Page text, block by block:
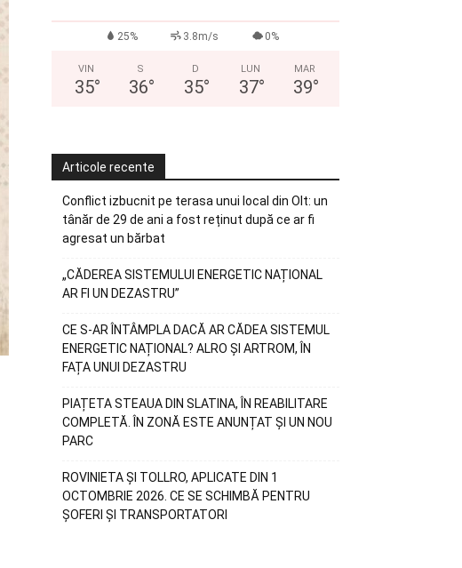
25% 3.8m/s 0%
VIN
35°
S
36°
D
35°
LUN
37°
MAR
39°
Articole recente
Conflict izbucnit pe terasa unui local din Olt: un
tânăr de 29 de ani a fost reținut după ce ar fi
agresat un bărbat
„CĂDEREA SISTEMULUI ENERGETIC NAȚIONAL
AR FI UN DEZASTRU”
CE S-AR ÎNTÂMPLA DACĂ AR CĂDEA SISTEMUL
ENERGETIC NAȚIONAL? ALRO ȘI ARTROM, ÎN
FAȚA UNUI DEZASTRU
PIAȚETA STEAUA DIN SLATINA, ÎN REABILITARE
COMPLETĂ. ÎN ZONĂ ESTE ANUNȚAT ȘI UN NOU
PARC
ROVINIETA ȘI TOLLRO, APLICATE DIN 1
OCTOMBRIE 2026. CE SE SCHIMBĂ PENTRU
ȘOFERI ȘI TRANSPORTATORI